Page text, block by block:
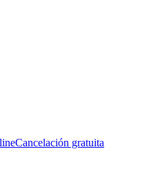
Cancelación gratuita